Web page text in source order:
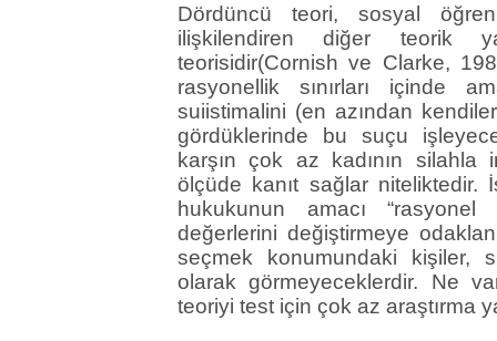
Dördüncü teori, sosyal
ilişkilendiren diğer teorik
teorisidir(Cornish ve Clarke,
rasyonellik sınırları içinde
suiistimalini (en azından
gördüklerinde bu suçu
karşın çok az kadının silahla
ölçüde kanıt sağlar
hukukunun amacı “rasyonel
değerlerini değiştirmeye
seçmek konumundaki kişiler,
olarak görmeyeceklerdir. Ne
teoriyi test için çok az araştırma